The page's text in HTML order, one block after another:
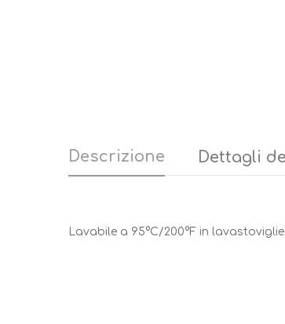
Descrizione Dettagli
Lavabile a 95°C/200°F in